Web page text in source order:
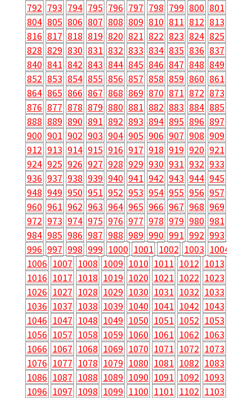
792 793 794 795 796 797 798 799 800 801
804 805 806 807 808 809 810 811 812 813
816 817 818 819 820 821 822 823 824 825
828 829 830 831 832 833 834 835 836 837
840 841 842 843 844 845 846 847 848 849
852 853 854 855 856 857 858 859 860 861
864 865 866 867 868 869 870 871 872 873
876 877 878 879 880 881 882 883 884 885
888 889 890 891 892 893 894 895 896 897
900 901 902 903 904 905 906 907 908 909
912 913 914 915 916 917 918 919 920 921
924 925 926 927 928 929 930 931 932 933
936 937 938 939 940 941 942 943 944 945
948 949 950 951 952 953 954 955 956 957
960 961 962 963 964 965 966 967 968 969
972 973 974 975 976 977 978 979 980 981
984 985 986 987 988 989 990 991 992 993
996 997 998 999 1000 1001 1002 1003
1006 1007 1008 1009 1010 1011 1012 1013
1016 1017 1018 1019 1020 1021 1022 1023
1026 1027 1028 1029 1030 1031 1032 1033
1036 1037 1038 1039 1040 1041 1042 1043
1046 1047 1048 1049 1050 1051 1052 1053
1056 1057 1058 1059 1060 1061 1062 1063
1066 1067 1068 1069 1070 1071 1072 1073
1076 1077 1078 1079 1080 1081 1082 1083
1086 1087 1088 1089 1090 1091 1092 1093
1096 1097 1098 1099 1100 1101 1102 1103